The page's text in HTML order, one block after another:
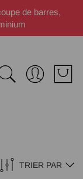
de barres,
TRIER PAR